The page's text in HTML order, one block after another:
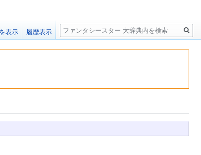
表示 履歴表示
検
索